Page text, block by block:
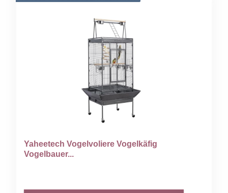
Yaheetech Vogelvoliere Vogelkäfig
Vogelbauer...